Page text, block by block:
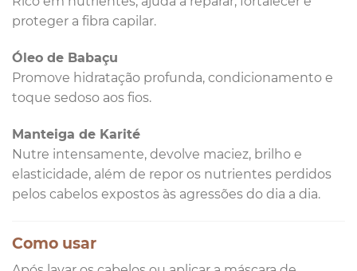
proteger a fibra capilar.
Óleo de Babaçu
Promove hidratação profunda, condicionamento e
toque sedoso aos fios.
Manteiga de Karité
Nutre intensamente, devolve maciez, brilho e
elasticidade, além de repor os nutrientes perdidos
pelos cabelos expostos às agressões do dia a dia.
Como usar